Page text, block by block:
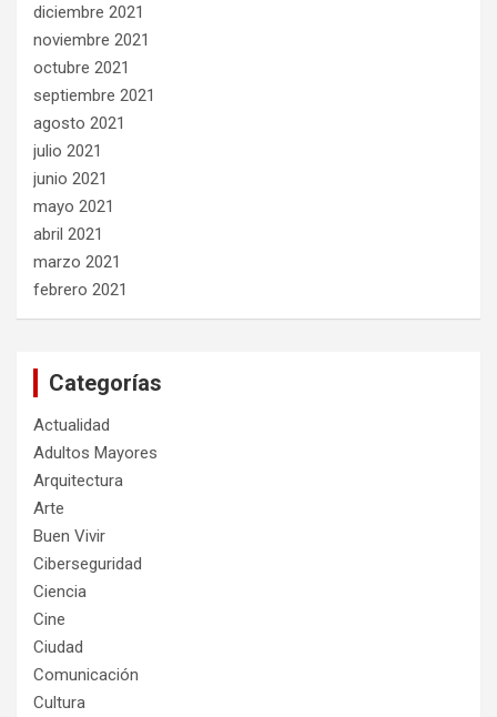
diciembre 2021
noviembre 2021
octubre 2021
septiembre 2021
agosto 2021
julio 2021
junio 2021
mayo 2021
abril 2021
marzo 2021
febrero 2021
Categorías
Actualidad
Adultos Mayores
Arquitectura
Arte
Buen Vivir
Ciberseguridad
Ciencia
Cine
Ciudad
Comunicación
Cultura